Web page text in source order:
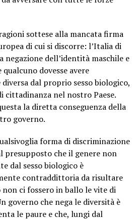
sottese alla mancata firma
di cui si discorre: l’Italia di
negazione dell’identità maschile e
dovesse avere
dal proprio sesso biologico,
cittadinanza nel nostro Paese.
la diretta conseguenza della
governo.
forma di discriminazione
presupposto che il genere non
dal sesso biologico è
contraddittoria da risultare
non ci fossero in ballo le vite di
governo che nega le diversità è
le paure e che, lungi dal